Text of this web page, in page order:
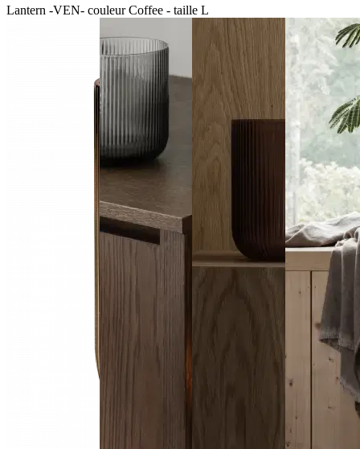
Lantern -VEN- couleur Coffee - taille L